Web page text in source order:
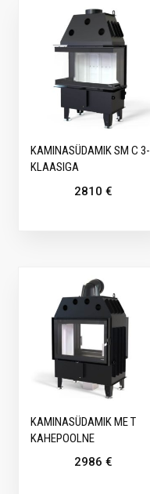
KAMINASÜDAMIK SM C 3-
KLAASIGA
2810 €
KAMINASÜDAMIK ME T
KAHEPOOLNE
2986 €